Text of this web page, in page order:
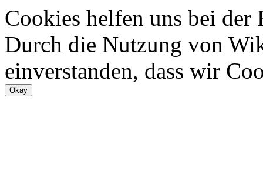
Cookies helfen uns bei
Durch die Nutzung von
einverstanden, dass wir